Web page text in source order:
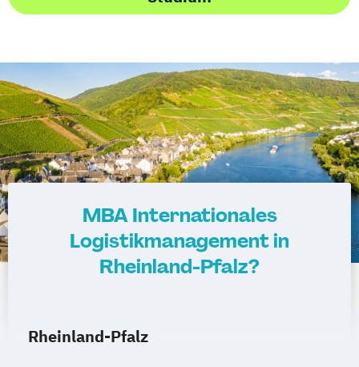
MBA Internationales
Logistikmanagement in
Rheinland-Pfalz?
Rheinland-Pfalz